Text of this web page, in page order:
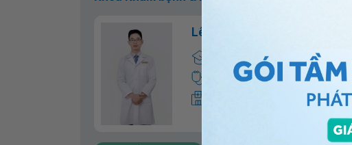
Lê Thanh An
Bác sĩ chuyên khoa I,
Nội Tim mạch
Khoa Khám bệnh & Nội khoa